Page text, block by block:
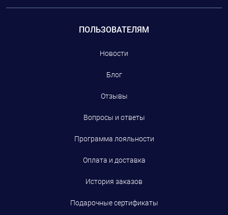
ПОЛЬЗОВАТЕЛЯМ
Новости
Блог
Отзывы
Вопросы и ответы
Программа лояльности
Оплата и доставка
История заказов
Подарочные сертификаты